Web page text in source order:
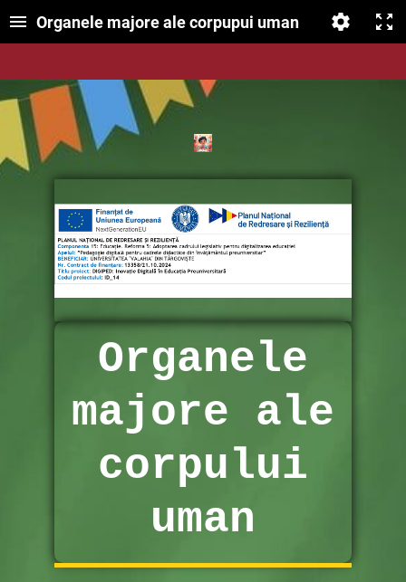
Organele majore ale corpupui uman
Organele
majore ale
corpului
uman